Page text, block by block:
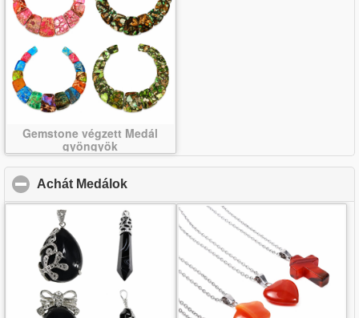
Gemstone végzett Medál
gyöngyök
Achát Medálok